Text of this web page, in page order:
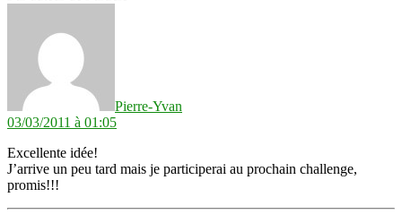
Pierre-Yvan
03/03/2011 à 01:05
Excellente idée!
J’arrive un peu tard mais je participerai au prochain challenge,
promis!!!